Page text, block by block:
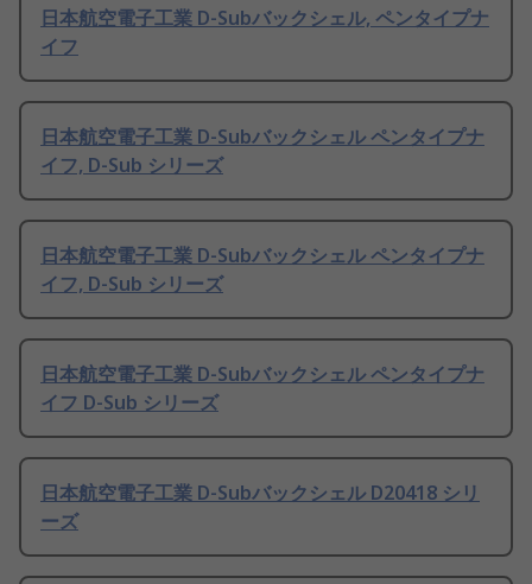
日本航空電子工業 D-Subバックシェル, ペンタイプナ
イフ
日本航空電子工業 D-Subバックシェル ペンタイプナ
イフ, D-Sub シリーズ
日本航空電子工業 D-Subバックシェル ペンタイプナ
イフ, D-Sub シリーズ
日本航空電子工業 D-Subバックシェル ペンタイプナ
イフ D-Sub シリーズ
日本航空電子工業 D-Subバックシェル D20418 シリ
ーズ